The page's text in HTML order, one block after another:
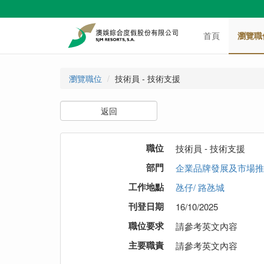
首頁 瀏覽
瀏覽職位 技術員 - 技術支援
返回
職位 技術員 - 技術支援
部門 企業品牌發展及市場
工作地點 氹仔/ 路氹城
刊登日期 16/10/2025
職位要求 請參考英文內容
主要職責 請參考英文內容